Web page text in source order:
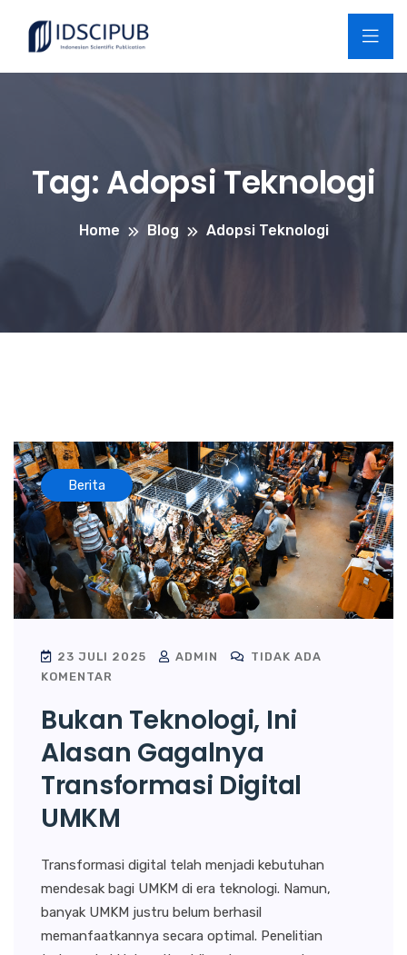
Tag: Adopsi Teknologi
Home Blog Adopsi Teknologi
Berita
23 JULI 2025 ADMIN
TIDAK ADA
KOMENTAR
Bukan Teknologi, Ini
Alasan Gagalnya
Transformasi Digital
UMKM
Transformasi digital telah menjadi kebutuhan
mendesak bagi UMKM di era teknologi. Namun,
banyak UMKM justru belum berhasil
memanfaatkannya secara optimal. Penelitian